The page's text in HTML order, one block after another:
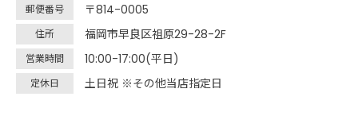
郵便番号 〒814-0005
住所 福岡市早良区祖原29-28-2F
営業時間 10:00-17:00(平日)
定休日 土日祝 ※その他当店指定日